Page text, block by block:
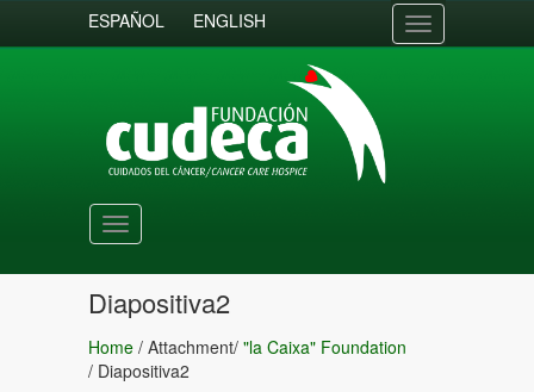
ESPAÑOL ENGLISH
Toggle
navigation
Toggle
navigation
Diapositiva2
Home / Attachment/ "la Caixa" Foundation
/ Diapositiva2